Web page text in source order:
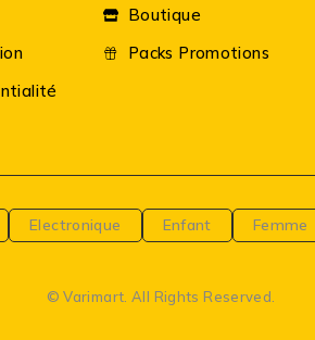
Boutique
Packs Promotions
Electronique Enfant Femme
© Varimart. All Rights Reserved.